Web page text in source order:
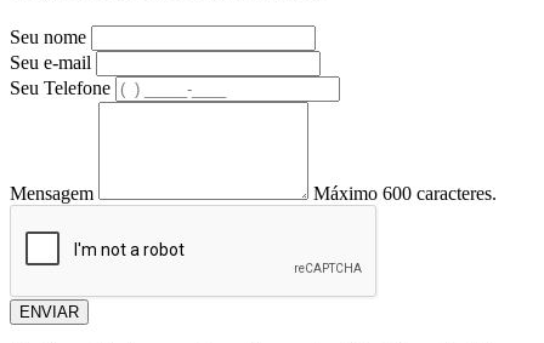
Seu nome
Seu e-mail
Seu Telefone
Mensagem Máximo 600 caracteres.
ENVIAR